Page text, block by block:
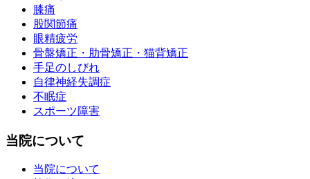
膝痛
股関節痛
眼精疲労
骨盤矯正・肋骨矯正・猫背矯正
手足のしびれ
自律神経失調症
不眠症
スポーツ障害
当院について
当院について